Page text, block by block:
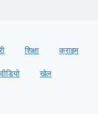
शिक्षा क्राइम
वीडियो खेल